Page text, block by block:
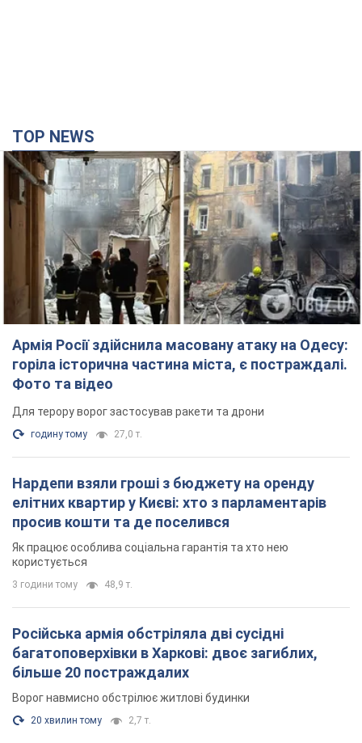
TOP NEWS
Армія Росії здійснила масовану атаку на Одесу:
горіла історична частина міста, є постраждалі.
Фото та відео
Для терору ворог застосував ракети та дрони
годину тому 27,0 т.
Нардепи взяли гроші з бюджету на оренду
елітних квартир у Києві: хто з парламентарів
просив кошти та де поселився
Як працює особлива соціальна гарантія та хто нею
користується
3 години тому 48,9 т.
Російська армія обстріляла дві сусідні
багатоповерхівки в Харкові: двоє загиблих,
більше 20 постраждалих
Ворог навмисно обстрілює житлові будинки
20 хвилин тому 2,7 т.